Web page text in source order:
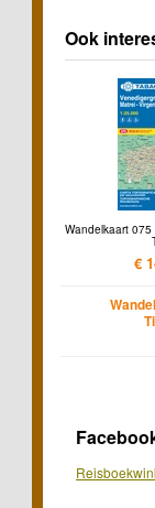
Ook
Wandelkaart
€